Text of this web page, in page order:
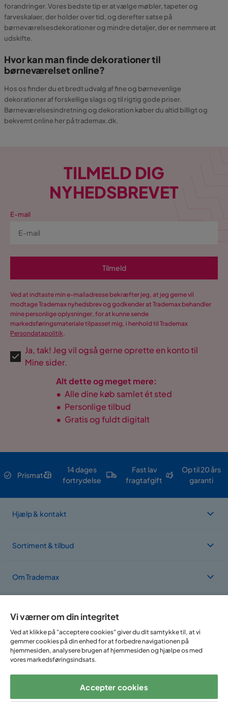
forandringer. Vores bedste tip er at vælge møbler, tapeter og
farveskalaer, der holder over tid, og derefter satse på
børneværelsesdekorationer og mindre detaljer, der er nemmere at
udskifte.
Hvor kan man finde dekorationer til
børneværelset online?
Hos os finder du et bredt udvalg af fine og børnevenlige
dekorationer af forskellige slags og til rigtig gode priser.
Børneværelsesindretning og dekoration køber du altid billigt og
bekvemt online her på trademax.dk.
TILMELD DIG
NYHEDSBREVET
E-mail
Tilmeld
Ved at indtaste min e-mailadresse bekræfter jeg, at jeg gerne vil
modtage Trademax nyhedsbrev og godkender at Trademax behandler
mine personlige oplysninger, for at kunne sende
markedsføringsmateriale tilpasset mig, i henhold til Trademax
Persondatapolitik.
Ja, tak! Jeg vil også gerne oprette en konto til
Mine sider.
Alt dette og meget mere:
• Alle dine køb samlet ét sted
• Personlige tilbud
• Gratis og fuldt digitalt
Prismatch
14 dages
fortrydelse
Fast lav
fragtafgift
Op til 20 års
garanti
Hjælp & kontakt
Sortiment & tilbud
Om Trademax
Vi findes i flere forskellige lande
Vi værner om din integritet
Ved at klikke på "acceptere cookies" giver du dit samtykke til, at vi
gemmer cookies på din enhed for at forbedre navigationen på
hjemmesiden, analysere brugen af hjemmesiden og hjælpe os med
vores markedsføringsindsats.
Accepter cookies